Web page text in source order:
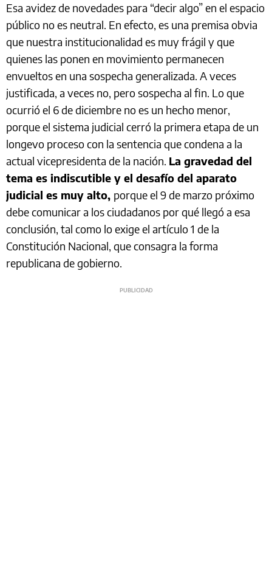
Esa avidez de novedades para “decir algo” en el espacio
público no es neutral. En efecto, es una premisa obvia
que nuestra institucionalidad es muy frágil y que
quienes las ponen en movimiento permanecen
envueltos en una sospecha generalizada. A veces
justificada, a veces no, pero sospecha al fin. Lo que
ocurrió el 6 de diciembre no es un hecho menor,
porque el sistema judicial cerró la primera etapa de un
longevo proceso con la sentencia que condena a la
actual vicepresidenta de la nación. La gravedad del
tema es indiscutible y el desafío del aparato
judicial es muy alto, porque el 9 de marzo próximo
debe comunicar a los ciudadanos por qué llegó a esa
conclusión, tal como lo exige el artículo 1 de la
Constitución Nacional, que consagra la forma
republicana de gobierno.